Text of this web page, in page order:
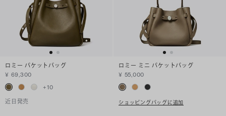
ロミー バケットバッグ
¥ 69,300
+10
近日発売
ロミー ミニ バケットバッグ
¥ 55,000
ショッピングバッグに追加